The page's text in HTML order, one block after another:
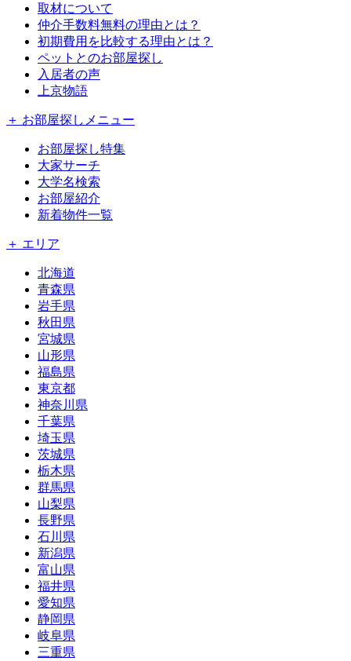
取材について
仲介手数料無料の理由とは？
初期費用を比較する理由とは？
ペットとのお部屋探し
入居者の声
上京物語
＋ お部屋探しメニュー
お部屋探し特集
大家サーチ
大学名検索
お部屋紹介
新着物件一覧
＋ エリア
北海道
青森県
岩手県
秋田県
宮城県
山形県
福島県
東京都
神奈川県
千葉県
埼玉県
茨城県
栃木県
群馬県
山梨県
長野県
石川県
新潟県
富山県
福井県
愛知県
静岡県
岐阜県
三重県